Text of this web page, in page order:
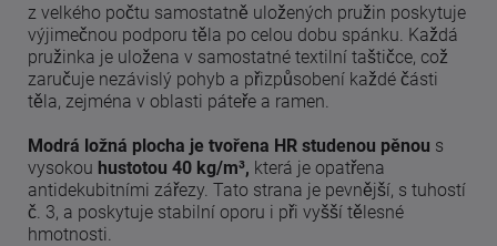
z velkého počtu samostatně uložených pružin poskytuje
výjimečnou podporu těla po celou dobu spánku. Každá
pružinka je uložena v samostatné textilní taštičce, což
zaručuje nezávislý pohyb a přizpůsobení každé části
těla, zejména v oblasti páteře a ramen.
Modrá ložná plocha je tvořena HR studenou pěnou s
vysokou hustotou 40 kg/m³, která je opatřena
antidekubitními zářezy. Tato strana je pevnější, s tuhostí
č. 3, a poskytuje stabilní oporu i při vyšší tělesné
hmotnosti.